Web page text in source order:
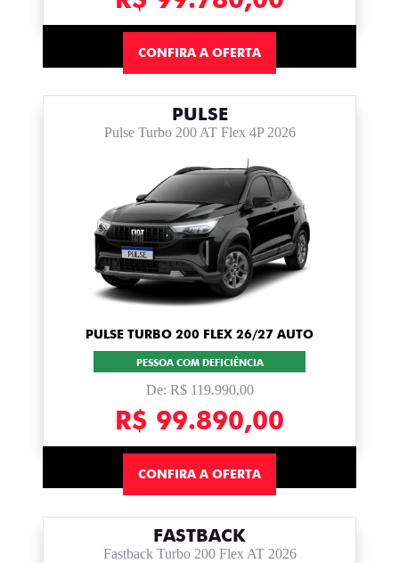
CONFIRA A OFERTA
PULSE
Pulse Turbo 200 AT Flex 4P 2026
PULSE TURBO 200 FLEX 26/27 AUTO
PESSOA COM DEFICIÊNCIA
De: R$ 119.990,00
R$ 99.890,00
CONFIRA A OFERTA
FASTBACK
Fastback Turbo 200 Flex AT 2026